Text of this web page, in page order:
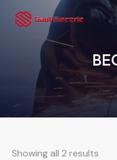
Showing all 2 results